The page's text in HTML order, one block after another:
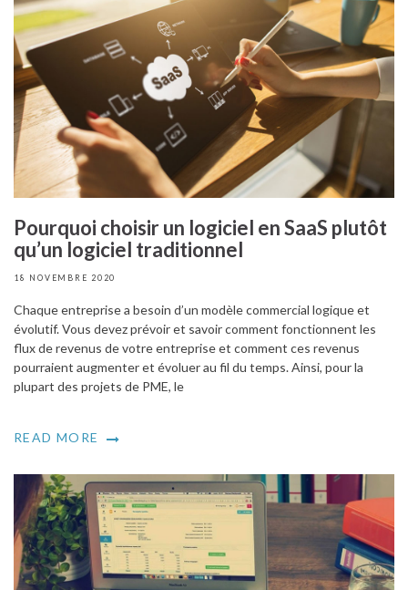
Pourquoi choisir un logiciel en SaaS plutôt
qu’un logiciel traditionnel
18 NOVEMBRE 2020
Chaque entreprise a besoin d’un modèle commercial logique et
évolutif. Vous devez prévoir et savoir comment fonctionnent les
flux de revenus de votre entreprise et comment ces revenus
pourraient augmenter et évoluer au fil du temps. Ainsi, pour la
plupart des projets de PME, le
READ MORE